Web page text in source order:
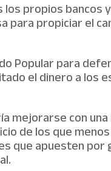
los propios bancos
para propiciar el
Popular para
el dinero a los
mejorarse con
de los que
que apuesten por